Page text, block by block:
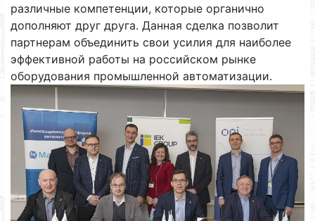
различные компетенции, которые органично
дополняют друг друга. Данная сделка позволит
партнерам объединить свои усилия для наиболее
эффективной работы на российском рынке
оборудования промышленной автоматизации.